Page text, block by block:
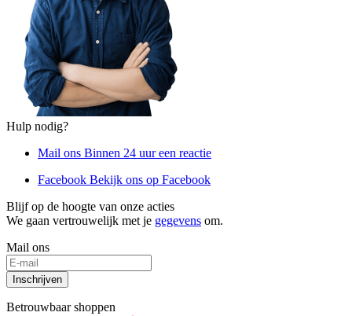
Hulp nodig?
Mail ons Binnen 24 uur een reactie
Facebook Bekijk ons op Facebook
Blijf op de hoogte van onze acties
We gaan vertrouwelijk met je gegevens om.
Mail ons
Inschrijven
Betrouwbaar shoppen